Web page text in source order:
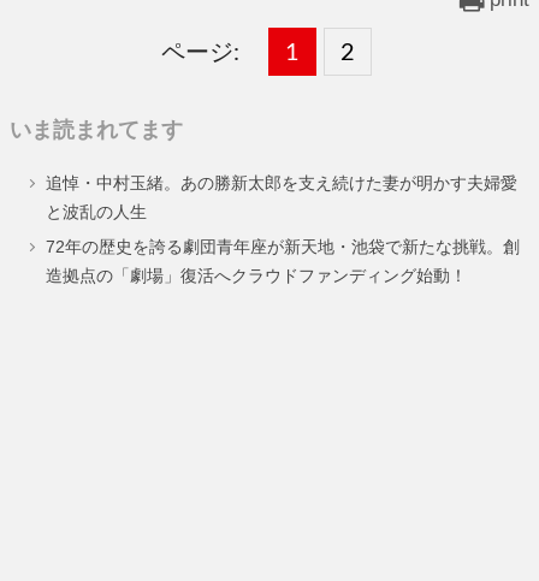
ページ:
固
ー
ジ
1 ,
固
ー
ジ
2
いま読まれてます
追悼・中村玉緒。あの勝新太郎を支え続けた妻が明かす夫婦愛
と波乱の人生
72年の歴史を誇る劇団青年座が新天地・池袋で新たな挑戦。創
造拠点の「劇場」復活へクラウドファンディング始動！